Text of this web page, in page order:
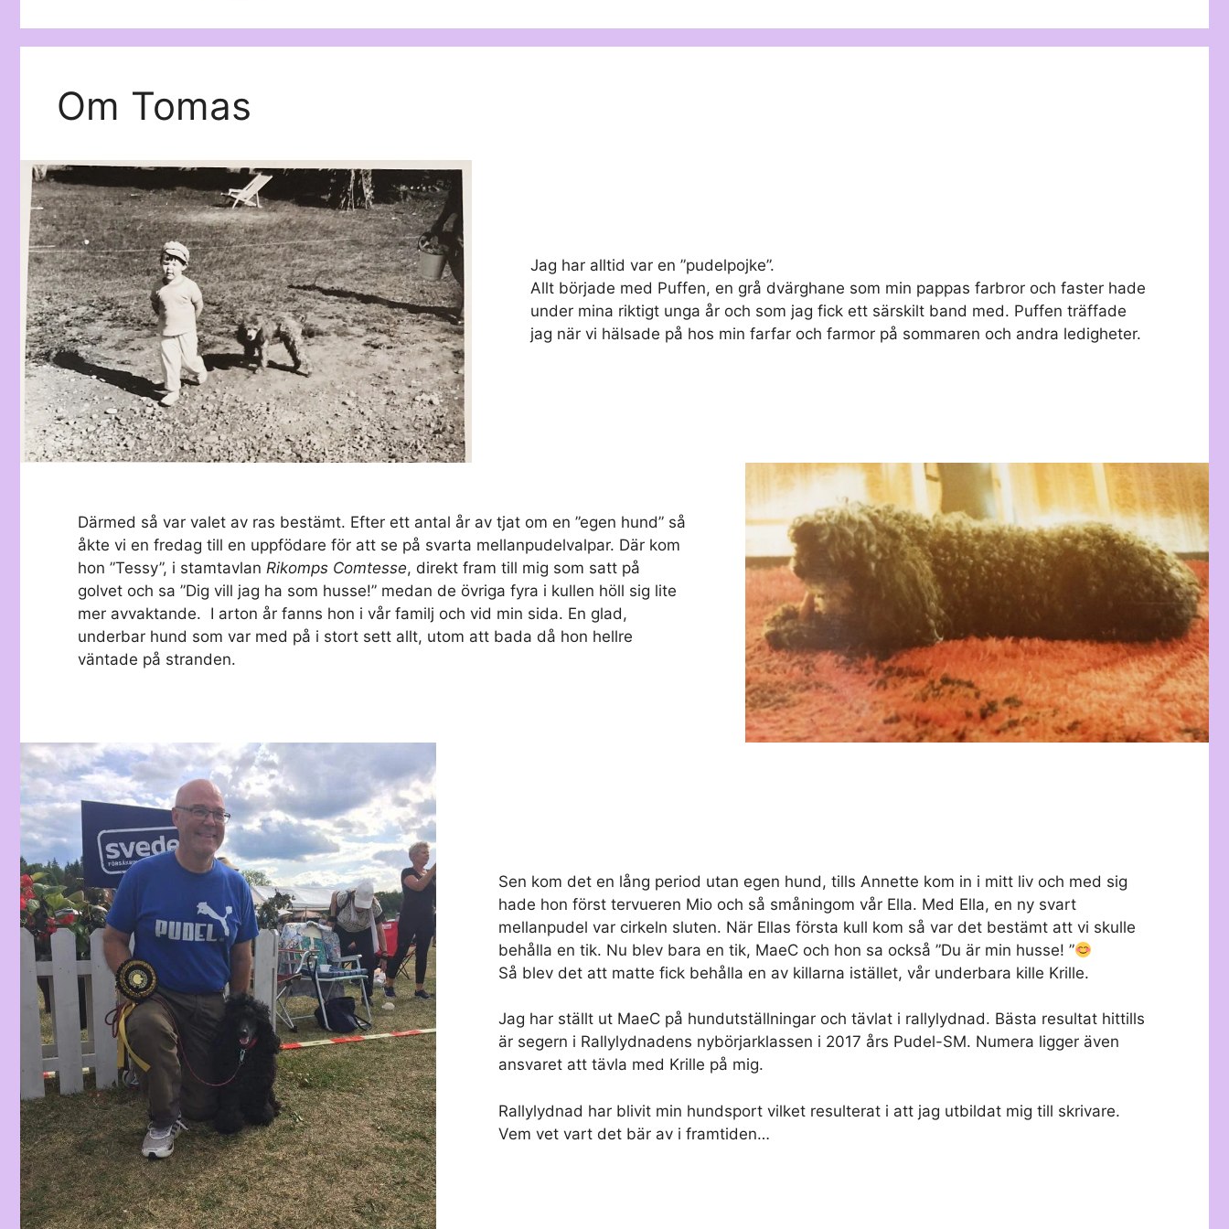
Om Tomas
Jag har alltid var en ”pudelpojke”.
Allt började med Puffen, en grå dvärghane som min pappas farbror och faster hade
under mina riktigt unga år och som jag fick ett särskilt band med. Puffen träffade
jag när vi hälsade på hos min farfar och farmor på sommaren och andra ledigheter.
Därmed så var valet av ras bestämt. Efter ett antal år av tjat om en ”egen hund” så
åkte vi en fredag till en uppfödare för att se på svarta mellanpudelvalpar. Där kom
hon ”Tessy”, i stamtavlan Rikomps Comtesse, direkt fram till mig som satt på
golvet och sa ”Dig vill jag ha som husse!” medan de övriga fyra i kullen höll sig lite
mer avvaktande. I arton år fanns hon i vår familj och vid min sida. En glad,
underbar hund som var med på i stort sett allt, utom att bada då hon hellre
väntade på stranden.
Sen kom det en lång period utan egen hund, tills Annette kom in i mitt liv och med sig
hade hon först tervueren Mio och så småningom vår Ella. Med Ella, en ny svart
mellanpudel var cirkeln sluten. När Ellas första kull kom så var det bestämt att vi skulle
behålla en tik. Nu blev bara en tik, MaeC och hon sa också ”Du är min husse! ”
Så blev det att matte fick behålla en av killarna istället, vår underbara kille Krille.
Jag har ställt ut MaeC på hundutställningar och tävlat i rallylydnad. Bästa resultat hittills
är segern i Rallylydnadens nybörjarklassen i 2017 års Pudel-SM. Numera ligger även
ansvaret att tävla med Krille på mig.
Rallylydnad har blivit min hundsport vilket resulterat i att jag utbildat mig till skrivare.
Vem vet vart det bär av i framtiden…